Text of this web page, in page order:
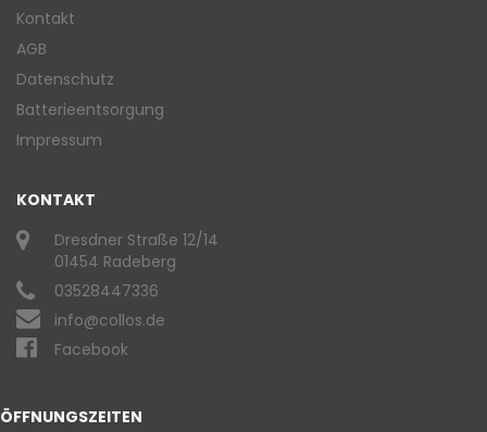
Kontakt
AGB
Datenschutz
Batterieentsorgung
Impressum
KONTAKT
Dresdner Straße 12/14
01454 Radeberg
03528447336
info@collos.de
Facebook
ÖFFNUNGSZEITEN